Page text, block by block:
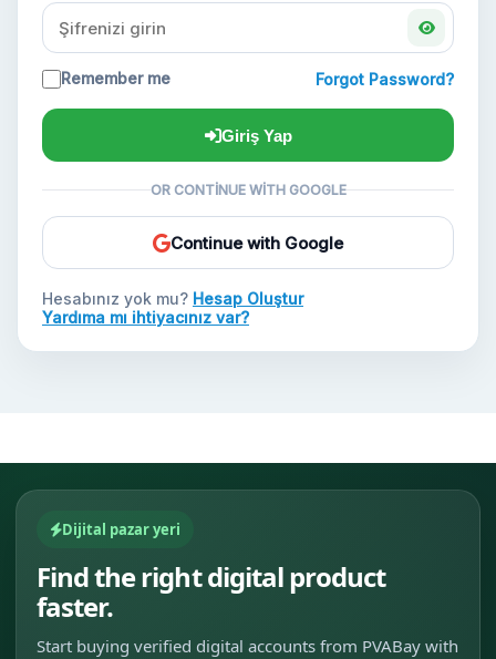
2FA Gmail Hesapları
Forwarding Gmail
Yeni Gmail Hesapları
Remember me Forgot Password?
Giriş Yap
OR CONTINUE WITH GOOGLE
Continue with Google
Hesabınız yok mu? Hesap Oluştur
Yardıma mı ihtiyacınız var?
Dijital pazar yeri
Find the right digital product
faster.
Start buying verified digital accounts from PVABay with